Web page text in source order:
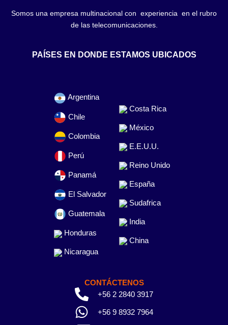
Somos una empresa multinacional con experiencia en el rubro
de las telecomunicaciones.
PAÍSES EN DONDE ESTAMOS UBICADOS
Argentina
Chile
Colombia
Perú
Panamá
El Salvador
Guatemala
Honduras
Nicaragua
Costa Rica
México
E.E.U.U.
Reino Unido
España
Sudafrica
India
China
CONTÁCTENOS
+56 2 2840 3917
+56 9 8932 7964